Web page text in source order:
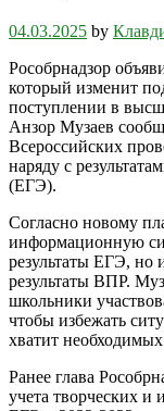
04.03.2025 by
Рособрнадзор
который изменит
поступлении в
Анзор Музаев
Всероссийских
наряду с
(ЕГЭ).
Согласно новому
информационную
результаты ЕГЭ, но
результаты ВПР.
школьники
чтобы избежать
хватит
Ранее глава
учета творческих